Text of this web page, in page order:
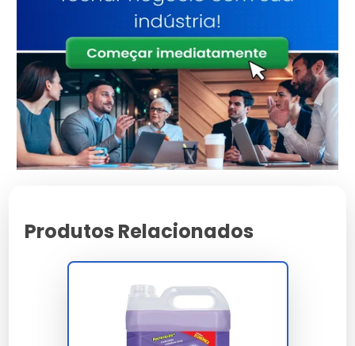
Características do Desinfetante
5 Litros em São Paulo
Ingredientes principais e
eficácia
Os desinfetantes de 5 litros em SP, como o
desinfetante hospitalar Peroxy 4D, são formulados
Aroma disponível e suas
Disponíveis em aromas como eucalipto e pinho, os
desinfetantes são indicados para criar ambientes
Produtos Relacionados